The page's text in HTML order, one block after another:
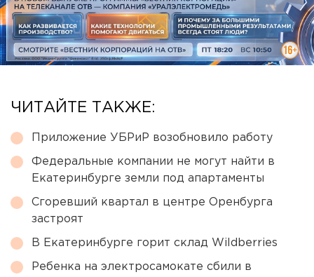
ЧИТАЙТЕ ТАКЖЕ:
Приложение УБРиР возобновило работу
Федеральные компании не могут найти в
Екатеринбурге земли под апартаменты
Сгоревший квартал в центре Оренбурга
застроят
В Екатеринбурге горит склад Wildberries
Ребенка на электросамокате сбили в